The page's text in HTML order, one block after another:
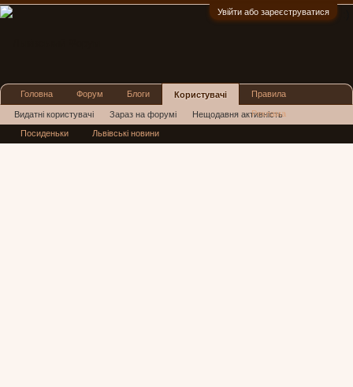
Увійти або зареєструватися
Головна Форум Блоги Користувачі
Видатні користувачі Зараз на форумі Нещодавня активність
Нові повідомлення профілю
Правила
Реклама
Посиденьки Львівські новини